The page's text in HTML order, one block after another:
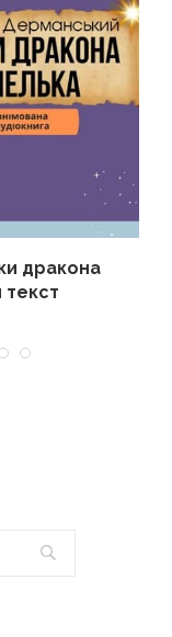
дракона
текст